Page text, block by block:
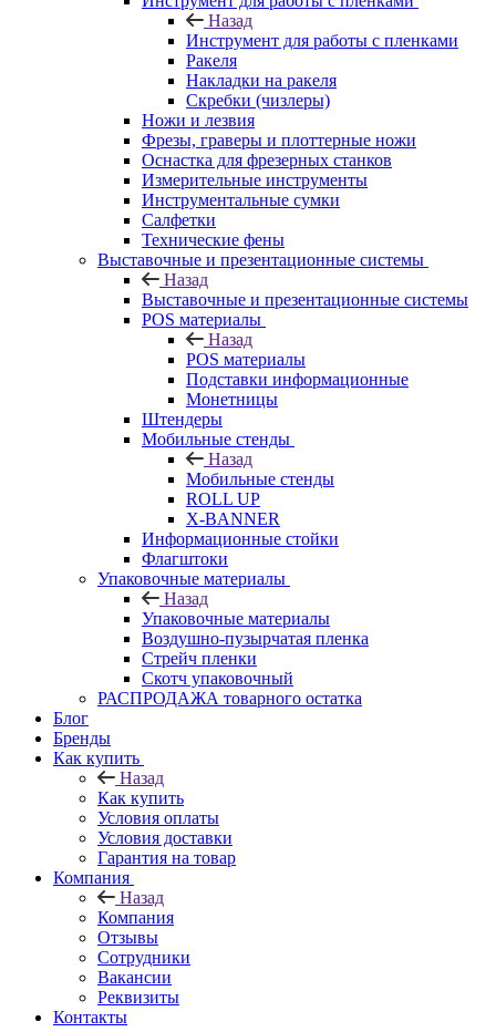
Назад
Инструмент для работы с пленками
Ракеля
Накладки на ракеля
Скребки (чизлеры)
Ножи и лезвия
Фрезы, граверы и плоттерные ножи
Оснастка для фрезерных станков
Измерительные инструменты
Инструментальные сумки
Салфетки
Технические фены
Выставочные и презентационные системы
Назад
Выставочные и презентационные системы
POS материалы
Назад
POS материалы
Подставки информационные
Монетницы
Штендеры
Мобильные стенды
Назад
Мобильные стенды
ROLL UP
X-BANNER
Информационные стойки
Флагштоки
Упаковочные материалы
Назад
Упаковочные материалы
Воздушно-пузырчатая пленка
Стрейч пленки
Скотч упаковочный
РАСПРОДАЖА товарного остатка
Блог
Бренды
Как купить
Назад
Как купить
Условия оплаты
Условия доставки
Гарантия на товар
Компания
Назад
Компания
Отзывы
Сотрудники
Вакансии
Реквизиты
Контакты